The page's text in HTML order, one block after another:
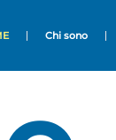
Chi sono